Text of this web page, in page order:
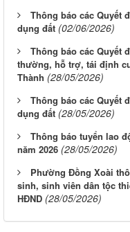
Thông báo các Quyết
dụng đất (02/06/2026)
Thông báo các Quyết
thường, hỗ trợ, tái định
Thành (28/05/2026)
Thông báo các Quyết
dụng đất (28/05/2026)
Thông báo tuyển lao
năm 2026 (28/05/2026)
Phường Đồng Xoài
sinh, sinh viên dân tộc
HĐND (28/05/2026)